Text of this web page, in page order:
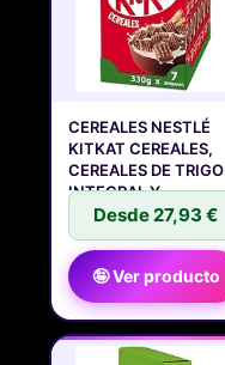
CEREALES NESTLÉ
KITKAT CEREALES,
CEREALES DE TRIGO
INTEGRAL Y
Desde 27,93 €
🤪 Ver producto